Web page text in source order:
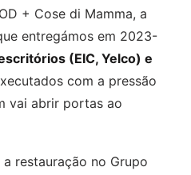
+ Cose di Mamma, a
entregámos em 2023-
(EIC, Yelco) e
com a pressão
vai abrir portas ao
restauração no Grupo